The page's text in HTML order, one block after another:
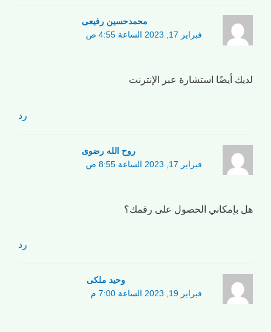
محمدحسین رفیعی
فبراير 17, 2023 الساعة 4:55 ص
لديك أيضًا استشارة عبر الإنترنت
رد
روح الله رضوی
فبراير 17, 2023 الساعة 8:55 ص
هل بإمكاني الحصول على رقمك؟
رد
وحید ملکی
فبراير 19, 2023 الساعة 7:00 م